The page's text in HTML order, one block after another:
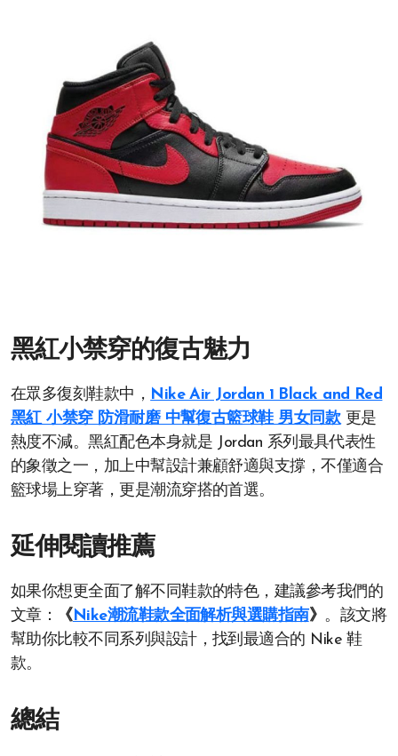
黑紅小禁穿的復古魅力
在眾多復刻鞋款中， Nike Air Jordan 1 Black and Red
黑紅 小禁穿 防滑耐磨 中幫復古籃球鞋 男女同款更是
熱度不減。黑紅配色本身就是 Jordan 系列最具代表性
的象徵之一，加上中幫設計兼顧舒適與支撐，不僅適合
籃球場上穿著，更是潮流穿搭的首選。
延伸閱讀推薦
如果你想更全面了解不同鞋款的特色，建議參考我們的
文章：
《Nike潮流鞋款全面解析與選購指南》 。該文將
幫助你比較不同系列與設計，找到最適合的 Nike 鞋
款。
總結